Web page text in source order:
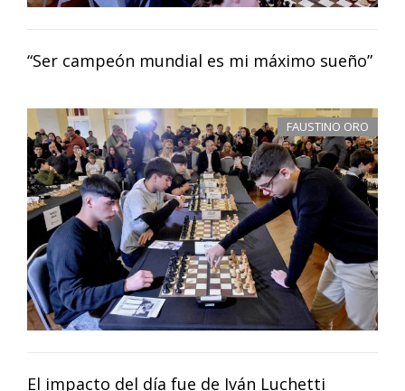
“Ser campeón mundial es mi máximo sueño”
FAUSTINO ORO
El impacto del día fue de Iván Luchetti